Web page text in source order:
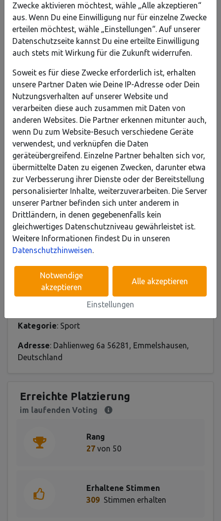
Zwecke aktivieren möchtest, wähle „Alle akzeptieren“
aus. Wenn Du eine Einwilligung nur für einzelne Zwecke
erteilen möchtest, wähle „Einstellungen“. Auf unserer
Datenschutzseite kannst Du eine erteilte Einwilligung
auch stets mit Wirkung für die Zukunft widerrufen.
Soweit es für diese Zwecke erforderlich ist, erhalten
unsere Partner Daten wie Deine IP-Adresse oder Dein
Nutzungsverhalten auf unserer Website und
verarbeiten diese auch zusammen mit Daten von
anderen Websites. Die Partner erkennen mitunter auch,
wenn Du zum Website-Besuch verschiedene Geräte
verwendest, und verknüpfen die Daten
geräteübergreifend. Einzelne Partner behalten sich vor,
übermittelte Daten zu eigenen Zwecken, darunter etwa
zur Verbesserung ihrer Dienste oder der Bereitstellung
personalisierter Inhalte, weiterzuverarbeiten. Die Server
unserer Partner befinden sich unter anderem in
Drittländern, in denen gegebenenfalls kein
gleichwertiges Datenschutzniveau gewährleistet ist.
Weitere Informationen findest Du in unseren
Datenschutzhinweisen
Notwendige
akzeptieren
Alle akzeptieren
Einstellungen
Erzähle es deinen Freunden
𝕏
Erreichte Platzierung
im laufenden Voting
Rang
27von 50
Erhaltene Stimmen
309 Stimmen erhalten
Projekt unterstützen
Das Projekt ist bereits beendet.
Jetzt für den evm-Newsletter
anmelden
Hiermit gebe ich mein Einverständnis für die
Kontaktaufnahme durch die evm via E-Mail für
Neuigkeiten, Marketing- und Produktangebote. Meine
Einwilligung kann ich jederzeit und mit Wirkung für die
Zukunft widerrufen.
Weitere Informationen erhalte ich unter
www.evm.de/datenschutz
Kategorie: Sport
Adresse: Dahlienweg 6a 56281, Emmelshausen,
Deutschland